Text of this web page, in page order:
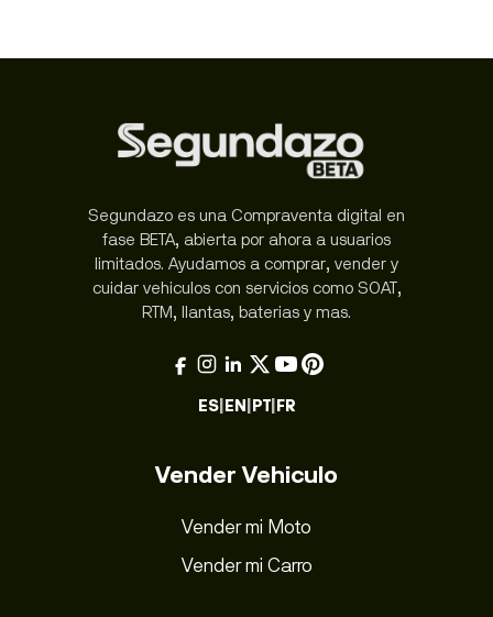
Segundazo es una Compraventa digital en
fase BETA, abierta por ahora a usuarios
limitados. Ayudamos a comprar, vender y
cuidar vehiculos con servicios como SOAT,
RTM, llantas, baterias y mas.
ES|EN|PT|FR
Vender Vehiculo
Vender mi Moto
Vender mi Carro